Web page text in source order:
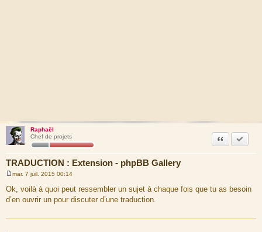
Raphaël
Chef de projets
TRADUCTION : Extension - phpBB Gallery
Citation
e
s
s
e
mar. 7 juil. 2015 00:14
Ok, voilà à quoi peut ressembler un sujet à chaque fois que tu as besoin
d’en ouvrir un pour discuter d’une traduction.